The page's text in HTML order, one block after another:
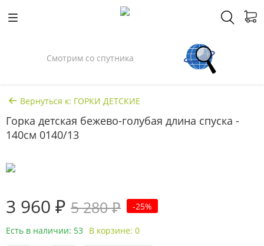
Смотрим со спутника
Вернуться к: ГОРКИ ДЕТСКИЕ
Горка детская бежево-голубая длина спуска -
140см 0140/13
3 960 ₽ 5 280 ₽ -25%
Есть в наличии: 53 В корзине: 0